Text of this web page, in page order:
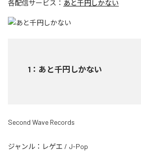
各配信サービス： あと千円しかない
1 ： あと千円しかない
Second Wave Records
ジャンル： レゲエ / J-Pop